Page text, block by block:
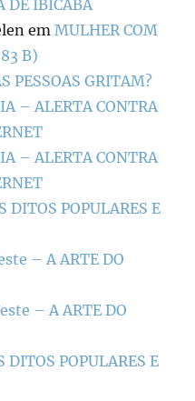
DE IBICABA
em MULHER COM
B)
PESSOAS GRITAM?
– ALERTA CONTRA
– ALERTA CONTRA
DITOS POPULARES E
– A ARTE DO
– A ARTE DO
DITOS POPULARES E